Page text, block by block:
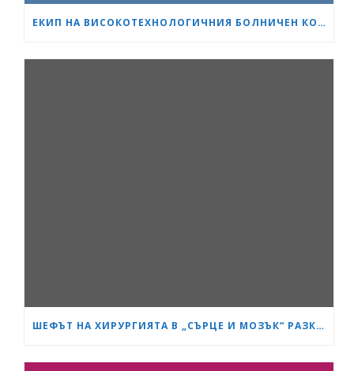
ЕКИП НА ВИСОКОТЕХНОЛОГИЧНИЯ БОЛНИЧЕН КОМПЛЕКС „СЪРЦЕ И МОЗЪК“ – ПЛЕВЕН ИЗВЪРШИ ЕДНА ОТ НАЙ-СЛОЖНИТЕ ОПЕРАЦИИ В ОНКОЛОГИЧНАТА ХИРУРГИЯ
ШЕФЪТ НА ХИРУРГИЯТА В „СЪРЦЕ И МОЗЪК“ РАЗКРИ КАК СА ИЗТРЪГНАЛИ ОТ СМЪРТТА ОЦЕЛЕЛИЯ ОТ КАСАПНИЦАТА НА „ТРАКИЯ“